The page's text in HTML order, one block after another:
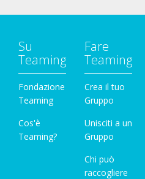
Su
Teaming
Fondazione
Teaming
Cos'è
Teaming?
Fare
Teaming
Crea il tuo
Gruppo
Unisciti a un
Gruppo
Chi può
raccogliere